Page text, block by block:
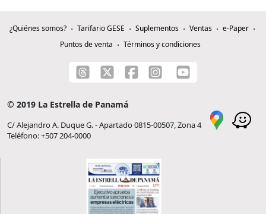
¿Quiénes somos? Tarifario GESE Suplementos Ventas
e-Paper
Puntos de venta
Términos y condiciones
© 2019 La Estrella de Panamá
C/ Alejandro A. Duque G. - Apartado 0815-00507, Zona 4
Teléfono: +507 204-0000